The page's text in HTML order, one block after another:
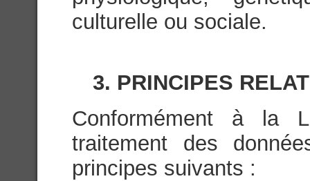
culturelle ou sociale.
3. PRINCIPES
Conformément à la
traitement des
principes suivants :